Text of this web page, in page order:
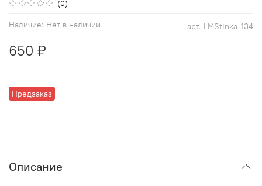
(0)
арт. LMStinka-134
Наличие: Нет в наличии
Предзаказ
650 ₽
Описание